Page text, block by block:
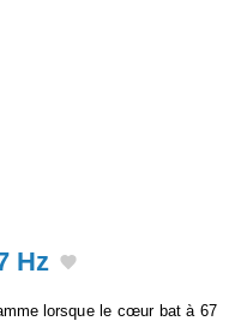
Hz
lorsque le cœur bat à 67